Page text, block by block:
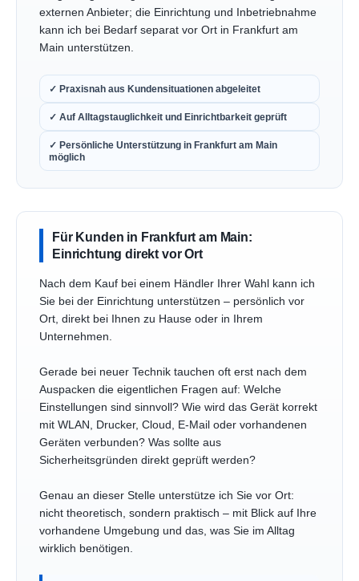
externen Anbieter; die Einrichtung und Inbetriebnahme
kann ich bei Bedarf separat vor Ort in Frankfurt am
Main unterstützen.
✓ Praxisnah aus Kundensituationen abgeleitet
✓ Auf Alltagstauglichkeit und Einrichtbarkeit geprüft
✓ Persönliche Unterstützung in Frankfurt am Main
möglich
Für Kunden in Frankfurt am Main:
Einrichtung direkt vor Ort
Nach dem Kauf bei einem Händler Ihrer Wahl kann ich
Sie bei der Einrichtung unterstützen – persönlich vor
Ort, direkt bei Ihnen zu Hause oder in Ihrem
Unternehmen.
Gerade bei neuer Technik tauchen oft erst nach dem
Auspacken die eigentlichen Fragen auf: Welche
Einstellungen sind sinnvoll? Wie wird das Gerät korrekt
mit WLAN, Drucker, Cloud, E-Mail oder vorhandenen
Geräten verbunden? Was sollte aus
Sicherheitsgründen direkt geprüft werden?
Genau an dieser Stelle unterstütze ich Sie vor Ort:
nicht theoretisch, sondern praktisch – mit Blick auf Ihre
vorhandene Umgebung und das, was Sie im Alltag
wirklich benötigen.